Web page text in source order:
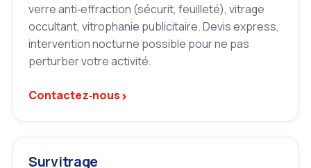
verre anti‑effraction (sécurit, feuilleté), vitrage
occultant, vitrophanie publicitaire. Devis express,
intervention nocturne possible pour ne pas
perturber votre activité.
Contactez‑nous›
Survitrage